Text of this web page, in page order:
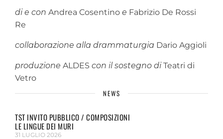
di e con Andrea Cosentino e Fabrizio De Rossi
Re
collaborazione alla drammaturgia Dario Aggioli
produzione ALDES con il sostegno diTeatri di
Vetro
NEWS
TST INVITO PUBBLICO / COMPOSIZIONI
LE LINGUE DEI MURI
31 LUGLIO 2026